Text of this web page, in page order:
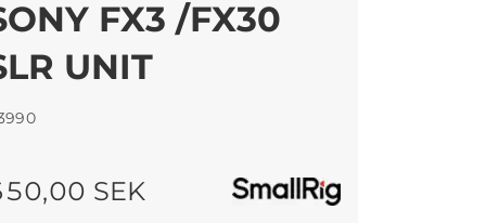
FX3 /FX30
UNIT
SEK